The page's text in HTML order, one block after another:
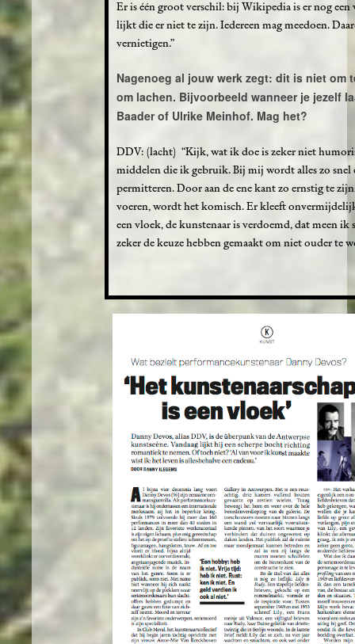
Er is één groot verschil: bij Wikipedia is er nog
lijkt die er niet te zijn. Iedereen mag meedoen.
vernietigen.”
Nagenoeg al jouw werk zegt: dit is niet om
om lachen. Bijvoorbeeld wanneer je jezelf
Baader of Ulrike Meinhof. Mag het?
DDV: (lacht) “Kijk, wat ik doe is zeker niet
middelen die ik gebruik. Bij mij wordt alles zo
permitteren. Door aan de ene kant zo ernstig te
voeren, wordt het komisch. Er kleeft
een vloek, de kunstenaar is verdoemd, dat meen
zeker de keuze hebben gemaakt om niet ouder te